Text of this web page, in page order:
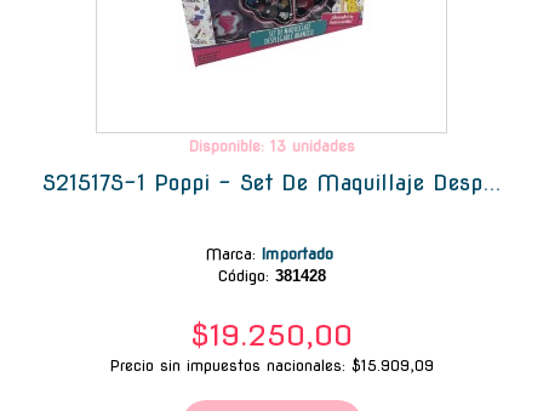
Disponible: 13 unidades
S21517S-1 Poppi - Set De Maquillaje Desp...
Marca: Importado
Código: 381428
$19.250,00
Precio sin impuestos nacionales: $15.909,09